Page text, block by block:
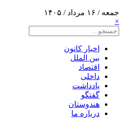
جمعه / ۱۶ مرداد / ۱۴۰۵
×
اخبار کانون
بین الملل
اقتصاد
داخلی
یادداشت
گفتگو
هندوستان
درباره ما